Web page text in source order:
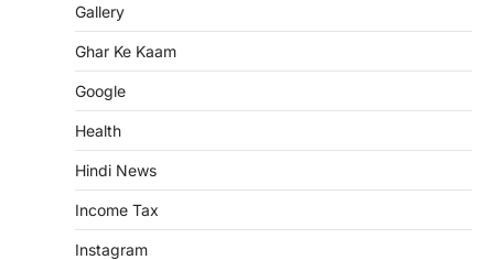
Gallery
Ghar Ke Kaam
Google
Health
Hindi News
Income Tax
Instagram